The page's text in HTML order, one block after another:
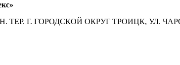
ТЕР. Г. ГОРОДСКОЙ ОКРУГ ТРОИЦК, УЛ.